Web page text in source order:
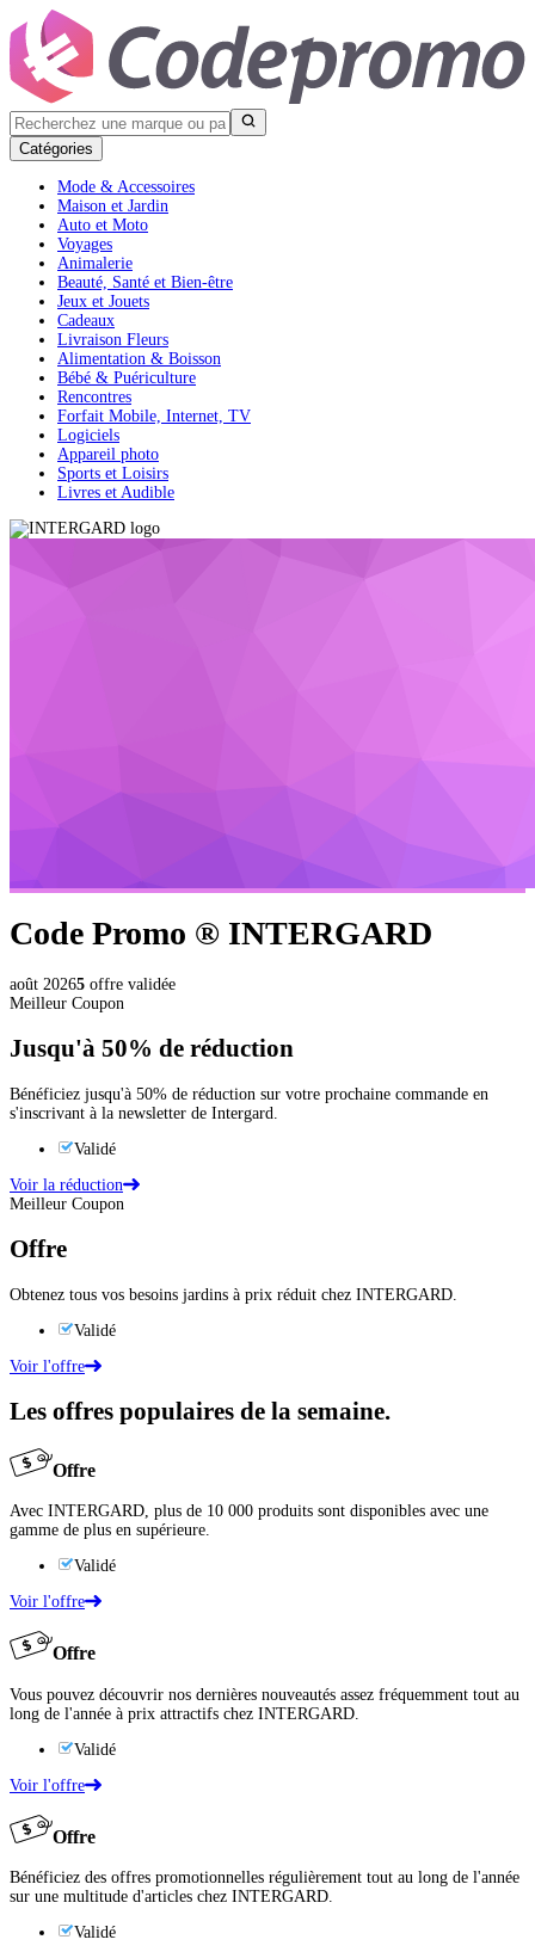
Catégories
Mode & Accessoires
Maison et Jardin
Auto et Moto
Voyages
Animalerie
Beauté, Santé et Bien-être
Jeux et Jouets
Cadeaux
Livraison Fleurs
Alimentation & Boisson
Bébé & Puériculture
Rencontres
Forfait Mobile, Internet, TV
Logiciels
Appareil photo
Sports et Loisirs
Livres et Audible
Code Promo ® INTERGARD
août 20265 offre validée
Meilleur Coupon
Jusqu'à 50% de réduction
Bénéficiez jusqu'à 50% de réduction sur votre prochaine commande en
s'inscrivant à la newsletter de Intergard.
Validé
Voir la réduction
Meilleur Coupon
Offre
Obtenez tous vos besoins jardins à prix réduit chez INTERGARD.
Validé
Voir l'offre
Les offres populaires de la semaine.
Offre
Avec INTERGARD, plus de 10 000 produits sont disponibles avec une
gamme de plus en supérieure.
Validé
Voir l'offre
Offre
Vous pouvez découvrir nos dernières nouveautés assez fréquemment tout au
long de l'année à prix attractifs chez INTERGARD.
Validé
Voir l'offre
Offre
Bénéficiez des offres promotionnelles régulièrement tout au long de l'année
sur une multitude d'articles chez INTERGARD.
Validé